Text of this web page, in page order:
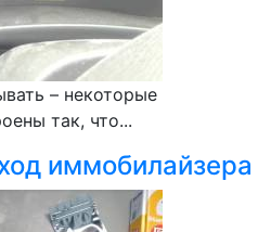
– некоторые
так, что...
иммобилайзера